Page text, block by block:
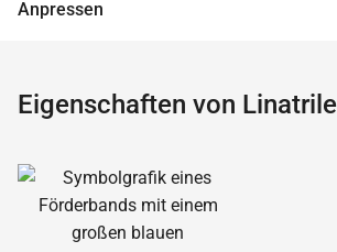
Anpressen
Eigenschaften von